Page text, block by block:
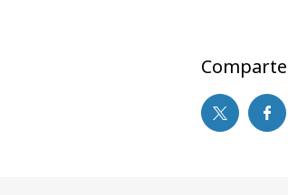
Comparte